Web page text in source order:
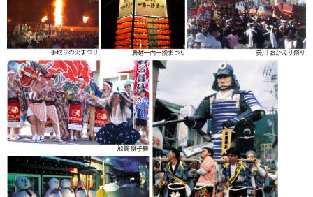
い合わせください。
伝統行事、お祭りで地域に笑顔を！！
076-237-8888
営業時間 10:00-18:00 〒920-0061金沢市問屋町2丁目85
(FAX076-237-7150)
人形の森佐は12月〜4月末まで土曜、日曜も営業。
お問い合わせ
カテゴリー お祭備品と豆知識
獅子舞・衣裳・別仕立・小物
前の記事